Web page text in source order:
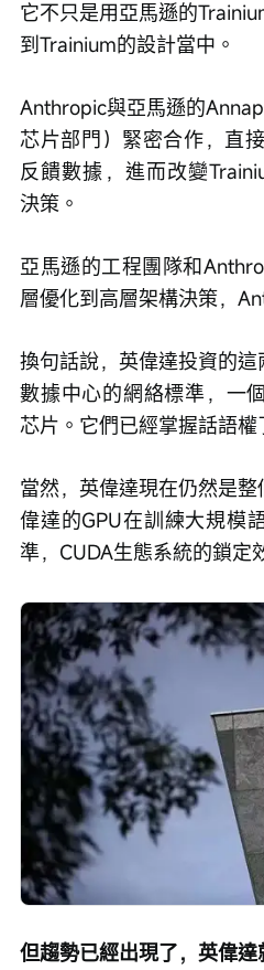
它不只是用亞馬遜的
到Trainium的設計當中。
Anthropic與亞馬遜的
芯片部門）緊密合作，直
反饋數據，進而改變
決策。
亞馬遜的工程團隊和
層優化到高層架構決策，
換句話說，英偉達投資的
數據中心的網絡標準，一
芯片。它們已經掌握話語權
當然，英偉達現在仍然是
偉達的GPU在訓練大規模
準，CUDA生態系統的鎖定
但趨勢已經出現了，英偉達